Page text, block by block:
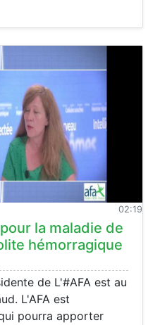
02:19
la maladie de
hémorragique
de L'#AFA est au
L'AFA est
pourra apporter